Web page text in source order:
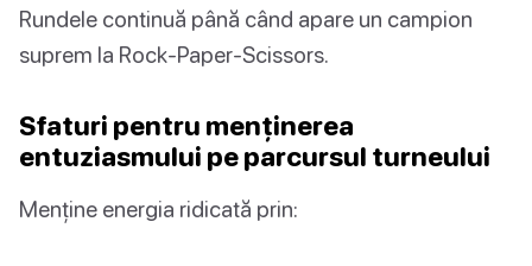
Rundele continuă până când apare un campion
suprem la Rock-Paper-Scissors.
Sfaturi pentru menținerea
entuziasmului pe parcursul turneului
Menține energia ridicată prin: